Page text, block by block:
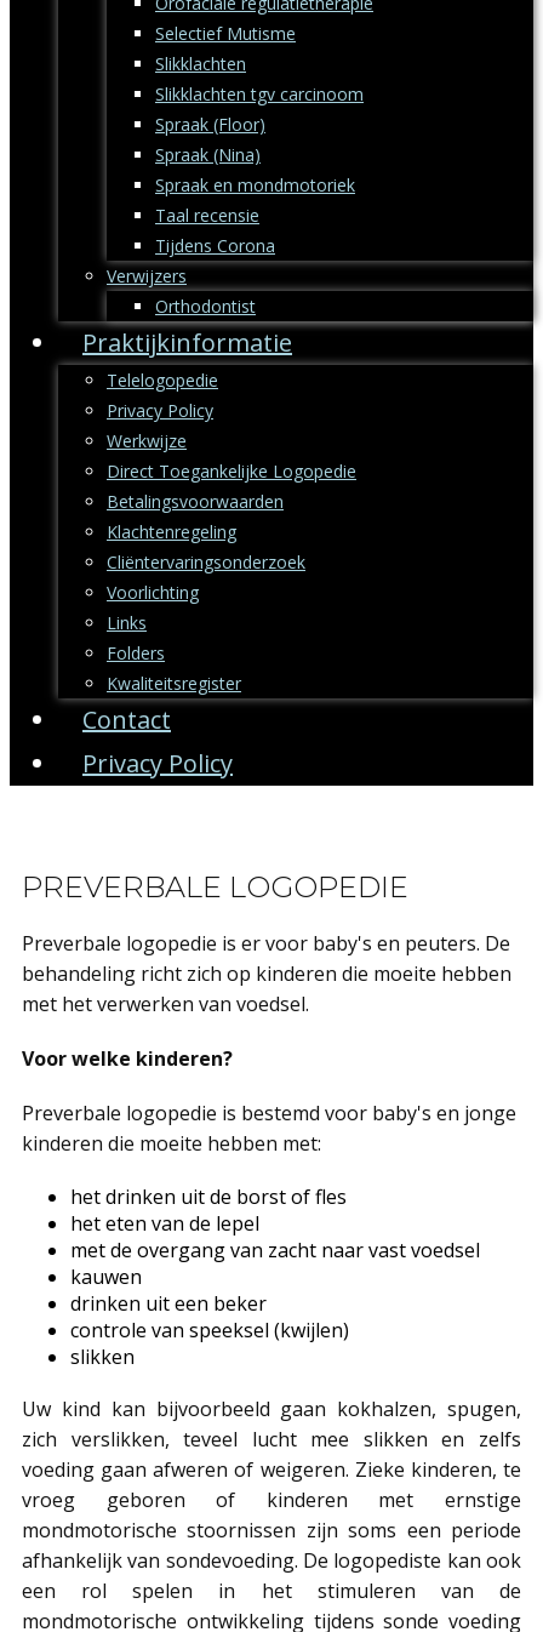
Selectief Mutisme
Slikklachten
Slikklachten tgv carcinoom
Spraak (Floor)
Spraak (Nina)
Spraak en mondmotoriek
Taal recensie
Tijdens Corona
Verwijzers
Orthodontist
Praktijkinformatie
Telelogopedie
Privacy Policy
Werkwijze
Direct Toegankelijke Logopedie
Betalingsvoorwaarden
Klachtenregeling
Cliëntervaringsonderzoek
Voorlichting
Links
Folders
Kwaliteitsregister
Contact
Privacy Policy
PREVERBALE LOGOPEDIE
Preverbale logopedie is er voor baby's en peuters. De
behandeling richt zich op kinderen die moeite hebben
met het verwerken van voedsel.
Voor welke kinderen?
Preverbale logopedie is bestemd voor baby's en jonge
kinderen die moeite hebben met:
het drinken uit de borst of fles
het eten van de lepel
met de overgang van zacht naar vast voedsel
kauwen
drinken uit een beker
controle van speeksel (kwijlen)
slikken
Uw kind kan bijvoorbeeld gaan kokhalzen, spugen,
zich verslikken, teveel lucht mee slikken en zelfs
voeding gaan afweren of weigeren. Zieke kinderen, te
vroeg geboren of kinderen met ernstige
mondmotorische stoornissen zijn soms een periode
afhankelijk van sondevoeding. De logopediste kan ook
een rol spelen in het stimuleren van de
mondmotorische ontwikkeling tijdens sonde voeding